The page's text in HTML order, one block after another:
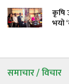
कृषि
भयो
समाचार / विचार